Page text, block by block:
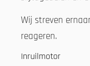
Wij streven
reageren.
Inruilmotor